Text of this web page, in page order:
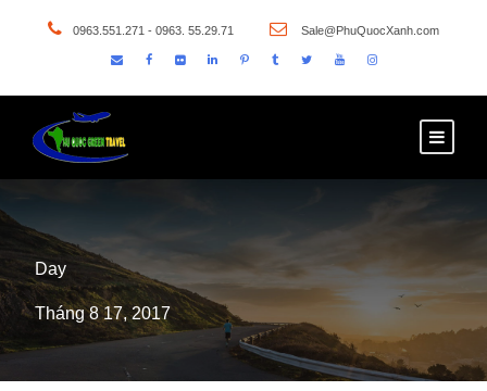
0963.551.271 - 0963. 55.29.71 Sale@PhuQuocXanh.com
Day
Tháng 8 17, 2017